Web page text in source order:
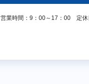
営業時間：9：00～17：00 定